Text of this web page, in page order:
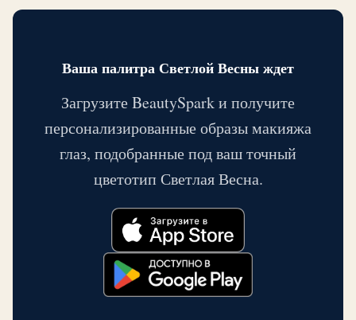
Ваша палитра Светлой Весны ждет
Загрузите BeautySpark и получите
персонализированные образы макияжа
глаз, подобранные под ваш точный
цветотип Светлая Весна.